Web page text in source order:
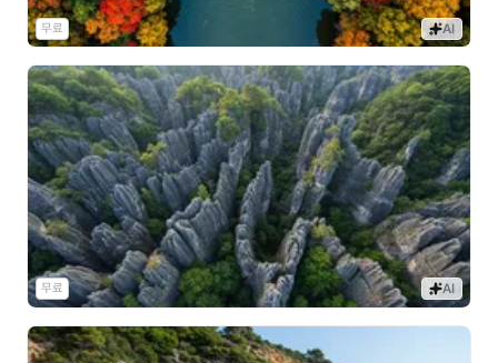
무료 AI
무료 AI